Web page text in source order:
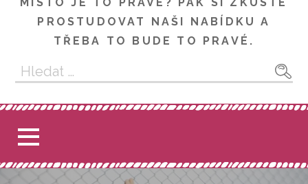
MÍSTO JE TO PRAVÉ? PAK SI ZKUSTE
PROSTUDOVAT NAŠI NABÍDKU A
TŘEBA TO BUDE TO PRAVÉ.
Vyhledávání